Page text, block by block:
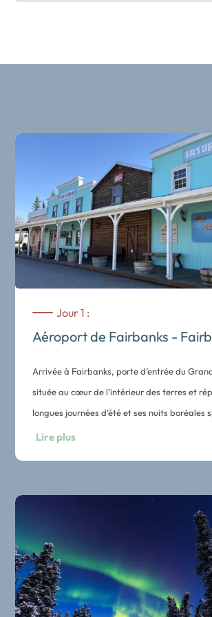
Jour 1 :
Aéroport de Fairbanks -
Arrivée à Fairbanks, porte d’entrée du
située au cœur de l’intérieur des terres et
longues journées d’été et ses nuits boréales
Navette entre l’aéroport de Fairbanks et
Lire plus